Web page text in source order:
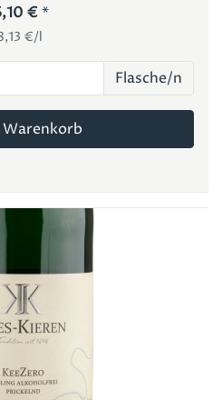
€
€/l
Flasche/n
Warenkorb